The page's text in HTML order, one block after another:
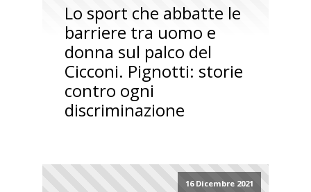
Lo sport che abbatte le
barriere tra uomo e
donna sul palco del
Cicconi. Pignotti: storie
contro ogni
discriminazione
16 Dicembre 2021